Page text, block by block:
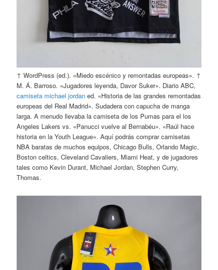
↑ WordPress (ed.). «Miedo escénico y remontadas europeas». ↑
M. Á. Barroso. «Jugadores leyenda, Davor Suker». Diario ABC,
camiseta michael jordan ed. «Historia de las grandes remontadas
europeas del Real Madrid». Sudadera con capucha de manga
larga. A menudo llevaba la camiseta de los Pumas para el los
Angeles Lakers vs. «Panucci vuelve al Bernabéu». «Raúl hace
historia en la Youth League». Aquí podrás comprar camisetas
NBA baratas de muchos equipos, Chicago Bulls, Orlando Magic,
Boston celtics, Cleveland Cavaliers, Miami Heat, y de jugadores
tales como Kevin Durant, Michael Jordan, Stephen Curry,
Thomas.